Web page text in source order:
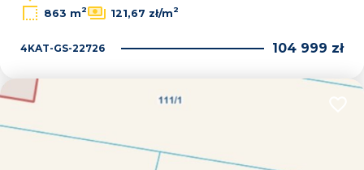
863 m2 121,67 zł/m2
4KAT-GS-22726 104 999 zł